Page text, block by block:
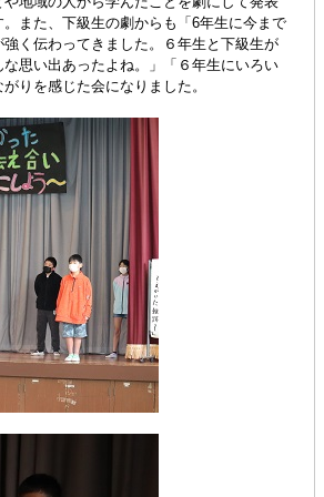
また、下級生の劇からも「 6年生に今まで
く伝わってきました。６年生と下級生が
思い出あったよね。」「６年生にいろい
りを感じた会になりました。